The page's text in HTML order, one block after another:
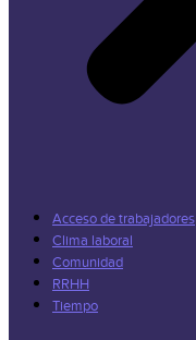
Acceso de trabajadores
Clima laboral
Comunidad
RRHH
Tiempo